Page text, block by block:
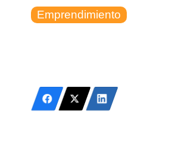
Emprendimiento